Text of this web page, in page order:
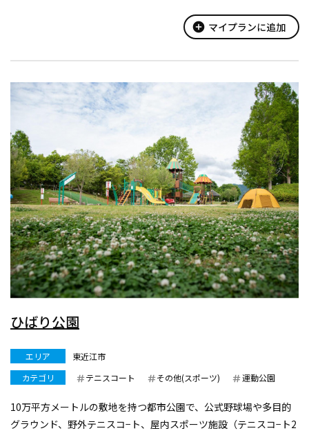
add_circle マイプランに追加
ひばり公園
エリア
東近江市
カテゴリ
テニスコート その他(スポーツ) 運動公園
10万平方メートルの敷地を持つ都市公園で、公式野球場や多目的
グラウンド、野外テニスコ−ト、屋内スポーツ施設（テニスコ−ト2